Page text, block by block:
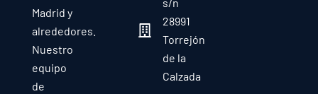
Madrid y
alrededores.
Nuestro
equipo
de
28991
Torrejón
de la
Calzada